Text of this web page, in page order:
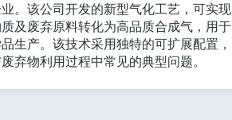
。该公司开发的新型气化工艺，可实现
及废弃原料转化为高品质合成气，用于
生产。该技术采用独特的可扩展配置，
弃物利用过程中常见的典型问题。